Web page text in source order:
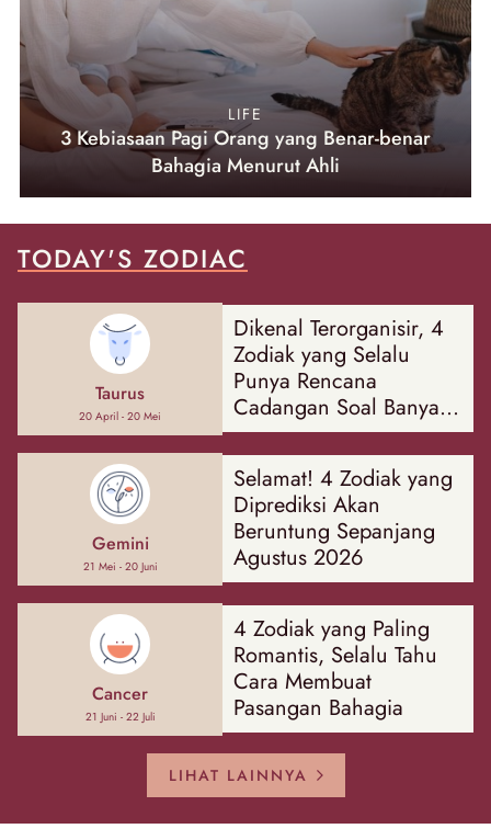
LIFE
3 Kebiasaan Pagi Orang yang Benar-benar
Bahagia Menurut Ahli
TODAY'S ZODIAC
Taurus
20 April - 20 Mei
Dikenal Terorganisir, 4
Zodiak yang Selalu
Punya Rencana
Cadangan Soal Banyak
Hal
Gemini
21 Mei - 20 Juni
Selamat! 4 Zodiak yang
Diprediksi Akan
Beruntung Sepanjang
Agustus 2026
Cancer
21 Juni - 22 Juli
4 Zodiak yang Paling
Romantis, Selalu Tahu
Cara Membuat
Pasangan Bahagia
LIHAT LAINNYA